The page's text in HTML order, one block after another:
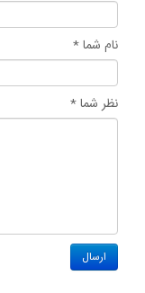
نام شما *
نظر شما *